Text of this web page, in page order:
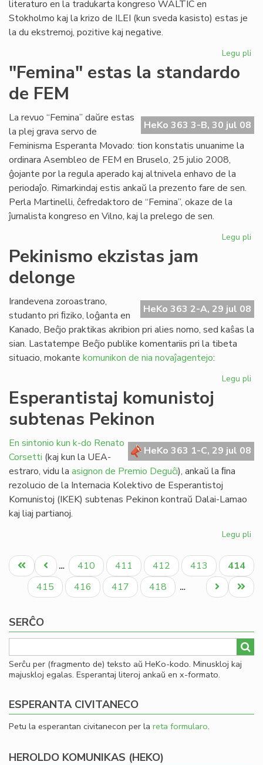
literaturo en la tradukarta kongreso WALTIC en
Stokholmo kaj la krizo de ILEI (kun sveda kasisto) estas je
la du ekstremoj, pozitive kaj negative.
Legu pli
"Femina" estas la standardo
de FEM
HeKo 363 3-B, 30 jul 08
La revuo “Femina” daŭre estas
la plej grava servo de
Feminisma Esperanta Movado: tion konstatis unuanime la
ordinara Asembleo de FEM en Bruselo, 25 julio 2008,
ĝojante por la regula aperado kaj altnivela enhavo de la
periodaĵo. Rimarkindaj estis ankaŭ la prezento fare de sen.
Perla Martinelli, ĉefredaktoro de “Femina”, okaze de la
ĵurnalista kongreso en Vilno, kaj la prelego de sen.
Legu pli
de
Pekinismo ekzistas jam
delonge
HeKo 363 2-A, 29 jul 08
Irandevena zoroastrano,
studanto pri ﬁziko, loĝanta en
Kanado, Beĉjo praktikas akribion pri alies nomo, sed kaŝas la
sian. Lastatempe Beĉjo publike komentariis pri la tibeta
situacio, mokante komunikon de nia novaĵagentejo:
Legu pli
Esperantistaj komunistoj
subtenas Pekinon
HeKo 363 1-C, 29 jul 08
En sintonio kun k-do Renato
Corsetti (kaj kun la UEA-
estraro, vidu la asignon de Premio Deguĉi), ankaŭ la ﬁna
rezolucio de la Internacia Kolektivo de Esperantistoj
Komunistoj (IKEK) subtenas Pekinon kontraŭ Dalai-Lamao
kaj liaj partianoj.
Legu pli
Pagination
Unua
paĝo
Antaŭa
paĝo
… Paĝo
410 Paĝo
411 Paĝo
412 Paĝo
413
Aktuala
paĝo
414
Paĝo
415 Paĝo
416 Paĝo
417 Paĝo
418 …
Last
page
Next
page
SERĈO
Serĉu per (fragmento de) teksto aŭ HeKo-kodo. Minuskloj kaj
majuskloj egalas. Esperantaj literoj ankaŭ en x-formato.
ESPERANTA CIVITANECO
Petu la esperantan civitanecon per la reta formularo.
HEROLDO KOMUNIKAS (HEKO)